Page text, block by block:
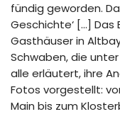
fündig geworden.
Geschichte‘ […]
Gasthäuser in
Schwaben, die
alle erläutert, ihre
Fotos vorgestellt:
Main bis zum